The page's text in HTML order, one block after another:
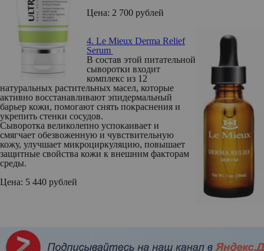
Цена: 2 700 рублей
4. Le Mieux Derma Relief
Serum
В состав этой питательной
сыворотки входит
комплекс из 12
натуральных растительных масел, которые
активно восстанавливают эпидермальный
барьер кожи, помогают снять покраснения и
укрепить стенки сосудов.
Сыворотка великолепно успокаивает и
смягчает обезвоженную и чувствительную
кожу, улучшает микроциркуляцию, повышает
защитные свойства кожи к внешним факторам
среды.
Цена: 5 440 рублей